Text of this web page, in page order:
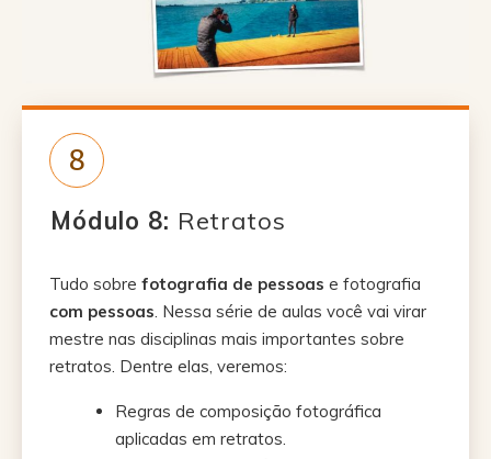
8
Módulo 8: Retratos
Tudo sobre fotografia de pessoas e fotografia
com pessoas . Nessa série de aulas você vai virar
mestre nas disciplinas mais importantes sobre
retratos. Dentre elas, veremos:
Regras de composição fotográfica
aplicadas em retratos.